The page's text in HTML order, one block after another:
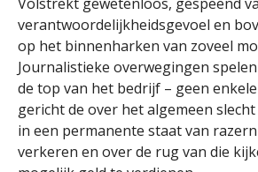
verantwoordelijkheidsgevoel en
op het binnenharken van zoveel
Journalistieke overwegingen
de top van het bedrijf – geen
gericht de over het algemeen
in een permanente staat van
verkeren en over de rug van die